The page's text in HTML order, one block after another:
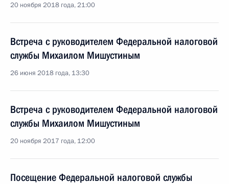
20 ноября 2018 года, 21:00
Встреча с руководителем Федеральной налоговой
службы Михаилом Мишустиным
26 июня 2018 года, 13:30
Встреча с руководителем Федеральной налоговой
службы Михаилом Мишустиным
20 ноября 2017 года, 12:00
Посещение Федеральной налоговой службы